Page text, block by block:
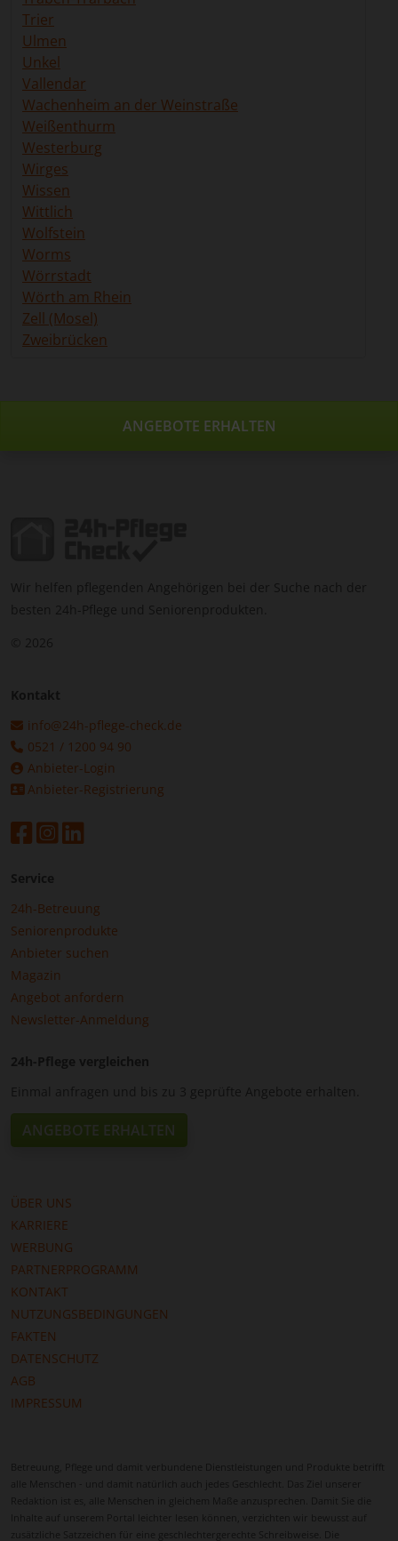
Trier
Ulmen
Unkel
Vallendar
Wachenheim an der Weinstraße
Weißenthurm
Westerburg
Wirges
Wissen
Wittlich
Wolfstein
Worms
Wörrstadt
Wörth am Rhein
Zell (Mosel)
Zweibrücken
ANGEBOTE ERHALTEN
Wir helfen pflegenden Angehörigen bei der Suche nach der
besten 24h-Pflege und Seniorenprodukten.
© 2026
Kontakt
info@24h-pflege-check.de
0521 / 1200 94 90
Anbieter-Login
Anbieter-Registrierung
Service
24h-Betreuung
Seniorenprodukte
Anbieter suchen
Magazin
Angebot anfordern
Newsletter-Anmeldung
24h-Pflege vergleichen
Einmal anfragen und bis zu 3 geprüfte Angebote erhalten.
ANGEBOTE ERHALTEN
ÜBER UNS
KARRIERE
WERBUNG
PARTNERPROGRAMM
KONTAKT
NUTZUNGSBEDINGUNGEN
FAKTEN
DATENSCHUTZ
AGB
IMPRESSUM
Betreuung, Pflege und damit verbundene Dienstleistungen und Produkte betrifft
alle Menschen - und damit natürlich auch jedes Geschlecht. Das Ziel unserer
Redaktion ist es, alle Menschen in gleichem Maße anzusprechen. Damit Sie die
Inhalte auf unserem Portal leichter lesen können, verzichten wir bewusst auf
zusätzliche Satzzeichen für eine geschlechtergerechte Schreibweise. Die